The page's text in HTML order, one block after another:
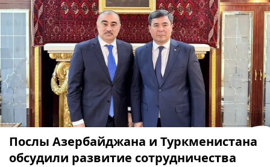
Послы Азербайджана и Туркменистана
обсудили развитие сотрудничества